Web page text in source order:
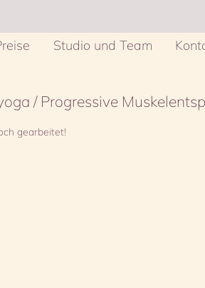
Studio und Team
/ Progressive
gearbeitet!